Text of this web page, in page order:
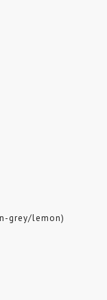
grey/lemon)